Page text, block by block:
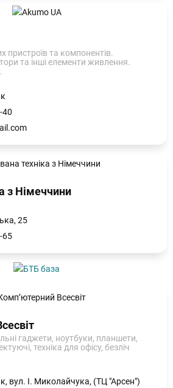
пристроїв та компонентів.
та інші елементи живлення.
40
з Німеччини
25
65
гаджети, ноутбуки, планшети,
техніка для офісу, безліч
вул. І. Миколайчука, (ТЦ "Арсен")